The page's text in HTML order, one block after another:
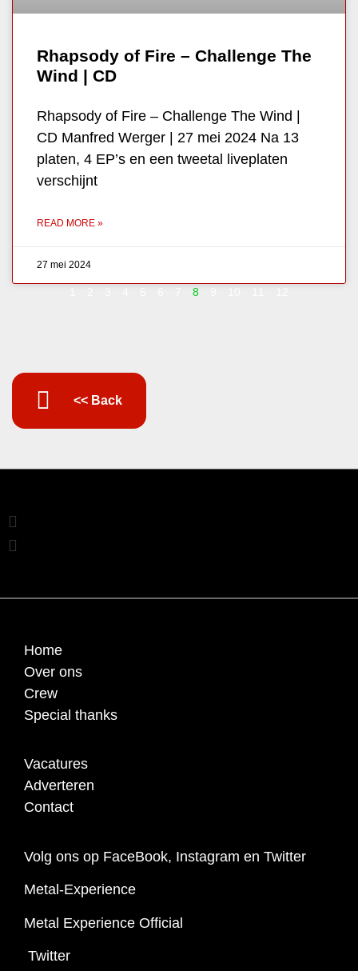
Rhapsody of Fire – Challenge The
Wind | CD
Rhapsody of Fire – Challenge The Wind |
CD Manfred Werger | 27 mei 2024 Na 13
platen, 4 EP’s en een tweetal liveplaten
verschijnt
READ MORE »
27 mei 2024
8
<< Back
Home
Over ons
Crew
Special thanks
Vacatures
Adverteren
Contact
Volg ons op FaceBook, Instagram en Twitter
Metal-Experience
Metal Experience Official
Twitter